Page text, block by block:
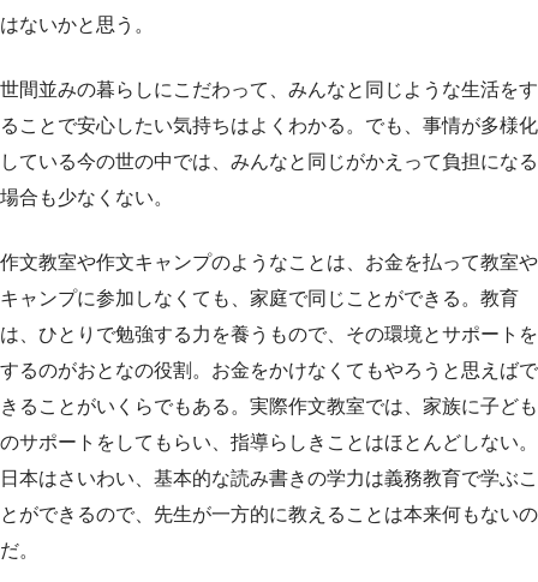
はないかと思う。
世間並みの暮らしにこだわって、みんなと同じような生活をす
ることで安心したい気持ちはよくわかる。でも、事情が多様化
している今の世の中では、みんなと同じがかえって負担になる
場合も少なくない。
作文教室や作文キャンプのようなことは、お金を払って教室や
キャンプに参加しなくても、家庭で同じことができる。教育
は、ひとりで勉強する力を養うもので、その環境とサポートを
するのがおとなの役割。お金をかけなくてもやろうと思えばで
きることがいくらでもある。実際作文教室では、家族に子ども
のサポートをしてもらい、指導らしきことはほとんどしない。
日本はさいわい、基本的な読み書きの学力は義務教育で学ぶこ
とができるので、先生が一方的に教えることは本来何もないの
だ。